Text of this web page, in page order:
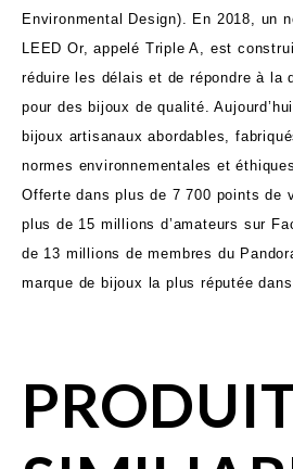
Environmental Design). En 2018, un
LEED Or, appelé Triple A, est
réduire les délais et de répondre à la
pour des bijoux de qualité.
bijoux artisanaux abordables,
normes environnementales et
Offerte dans plus de 7 700 points de
plus de 15 millions d’amateurs sur
de 13 millions de membres du
marque de bijoux la plus réputée